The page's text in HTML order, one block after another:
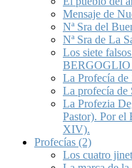
Mensaje de
Nª Sra del
Nª Sra de La
Los siete
BERGOGLIO
La Profecía de
La profecía de
La Profezia
Pastor). Por el
XIV).
Profecías (2)
Los cuatro